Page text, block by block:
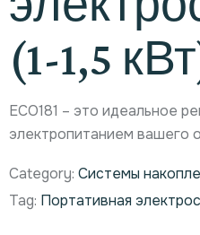
(1-1,5
ECO181 – это идеальное
электропитанием вашего
Category: Системы
Tag: Портативная